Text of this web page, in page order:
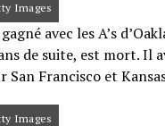
Images
avec les A’s
de suite, est mort. Il
San Francisco et
Images